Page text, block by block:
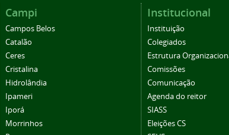
Campi
Campos Belos
Catalão
Ceres
Cristalina
Hidrolândia
Ipameri
Iporá
Morrinhos
Institucional
Instituição
Colegiados
Estrutura
Comissões
Comunicação
Agenda do reitor
SIASS
Eleições CS